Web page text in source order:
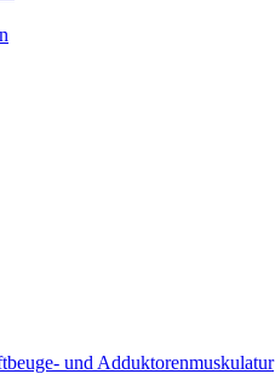
und Adduktoren­muskulatur